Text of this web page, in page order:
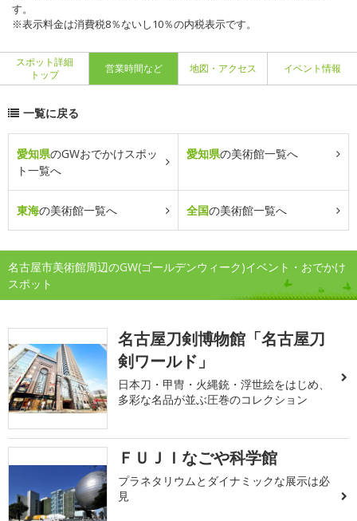
す。
※表示料金は消費税8％ないし10％の内税表示です。
スポット詳細
トップ
営業時間など 地図・アクセス イベント情報
一覧に戻る
愛知県のGWおでかけスポッ
ト一覧へ
愛知県の美術館一覧へ
東海の美術館一覧へ 全国の美術館一覧へ
名古屋市美術館周辺のGW(ゴールデンウィーク)イベント・おでかけ
スポット
名古屋刀剣博物館「名古屋刀
剣ワールド」
日本刀・甲冑・火縄銃・浮世絵をはじめ、
多彩な名品が並ぶ圧巻のコレクション
ＦＵＪＩなごや科学館
プラネタリウムとダイナミックな展示は必
見